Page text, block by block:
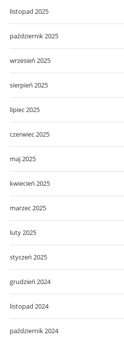
listopad 2025
październik 2025
wrzesień 2025
sierpień 2025
lipiec 2025
czerwiec 2025
maj 2025
kwiecień 2025
marzec 2025
luty 2025
styczeń 2025
grudzień 2024
listopad 2024
październik 2024